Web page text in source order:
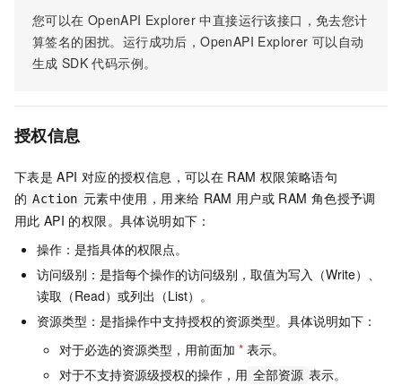
您可以在 OpenAPI Explorer 中直接运行该接口，免去您计
算签名的困扰。运行成功后，OpenAPI Explorer 可以自动
生成 SDK 代码示例。
授权信息
下表是 API 对应的授权信息，可以在 RAM 权限策略语句
的 Action 元素中使用，用来给 RAM 用户或 RAM 角色授予调
用此 API 的权限。具体说明如下：
操作：是指具体的权限点。
访问级别：是指每个操作的访问级别，取值为写入（Write）、
读取（Read）或列出（List）。
资源类型：是指操作中支持授权的资源类型。具体说明如下：
对于必选的资源类型，用前面加 * 表示。
对于不支持资源级授权的操作，用 全部资源 表示。